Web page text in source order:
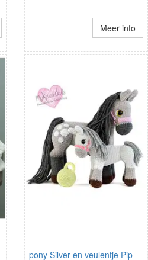
Meer info
pony Silver en veulentje Pip